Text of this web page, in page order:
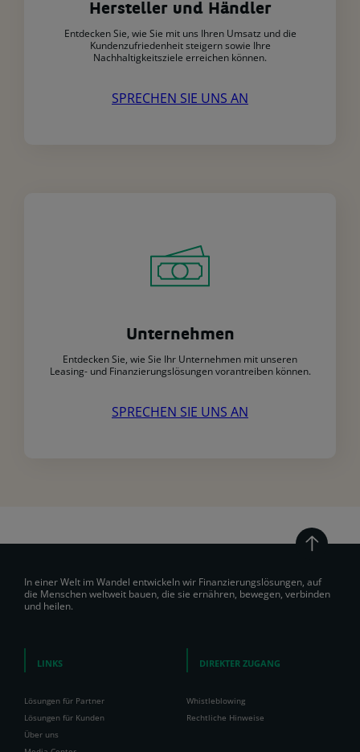
Hersteller und Händler
Entdecken Sie, wie Sie mit uns Ihren Umsatz und die
Kundenzufriedenheit steigern sowie Ihre
Nachhaltigkeitsziele erreichen können.
SPRECHEN SIE UNS AN
Unternehmen
Entdecken Sie, wie Sie Ihr Unternehmen mit unseren
Leasing- und Finanzierungslösungen vorantreiben können.
SPRECHEN SIE UNS AN
In einer Welt im Wandel entwickeln wir Finanzierungslösungen, auf
die Menschen weltweit bauen, die sie ernähren, bewegen, verbinden
und heilen.
LINKS
Lösungen für Partner
Lösungen für Kunden
Über uns
DIREKTER ZUGANG
Whistleblowing
Rechtliche Hinweise